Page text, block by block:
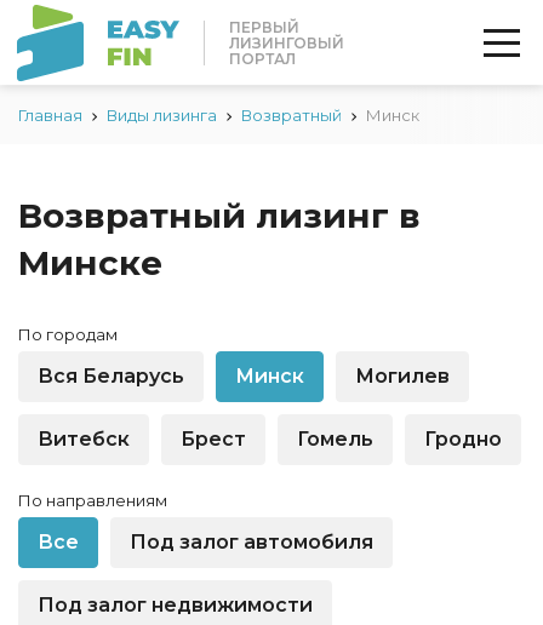
ПЕРВЫЙ
ЛИЗИНГОВЫЙ
ПОРТАЛ
Главная Виды лизинга Возвратный Минск
Возвратный лизинг в
Минске
По городам
Вся Беларусь Минск Могилев
Витебск Брест Гомель Гродно
По направлениям
Все Под залог автомобиля
Под залог недвижимости